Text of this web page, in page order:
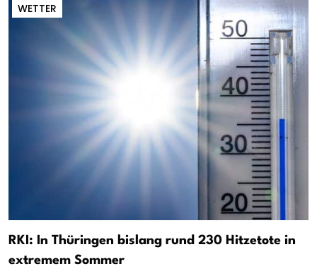
WETTER
RKI: In Thüringen bislang rund 230 Hitzetote in
extremem Sommer